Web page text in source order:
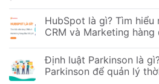
HubSpot là gì? Tìm hiểu
CRM và Marketing hàng
Định luật Parkinson là
Parkinson để quản lý